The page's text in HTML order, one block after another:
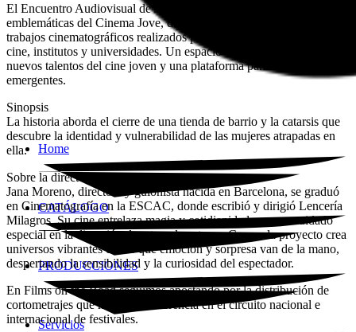
Home
CATÁLOGO
PRODUCCIONES
Servicios
El Encuentro Audiovisual de Jóvenes es una de las secciones más
emblemáticas del Cinema Jove, dedicada a visibilizar y premiar los
trabajos cinematográficos realizados por estudiantes de escuelas de
cine, institutos y universidades. Un espacio de proyección para los
nuevos talentos del cine joven y una plataforma para descubrir voces
emergentes.
Sinopsis
La historia aborda el cierre de una tienda de barrio y la catarsis que
descubre la identidad y vulnerabilidad de las mujeres atrapadas en
ella.
Sobre la directora
Jana Moreno, directora y guionista nacida en Barcelona, se graduó
en Cinematografía en la ESCAC, donde escribió y dirigió Lencería
Milagros. Su cine entrelaza magia y cotidianidad, con un cuidado
especial en la dirección de arte y de actores. Con cada proyecto crea
universos vibrantes en los que emoción y sorpresa van de la mano,
despertando la sensibilidad y la curiosidad del espectador.
En Films on the Road seguimos apostando por la distribución de
cortometrajes que marcan la diferencia en el circuito nacional e
internacional de festivales.